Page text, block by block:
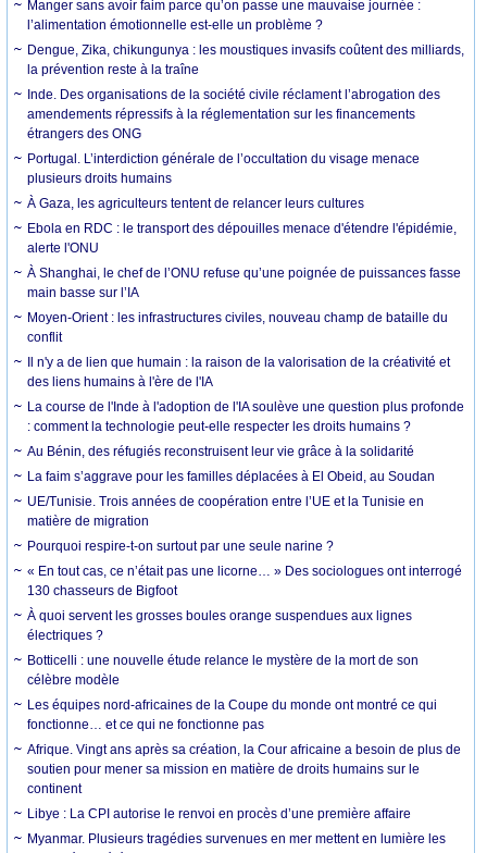
Manger sans avoir faim parce qu’on passe une mauvaise journée :
l’alimentation émotionnelle est-elle un problème ?
Dengue, Zika, chikungunya : les moustiques invasifs coûtent des milliards,
la prévention reste à la traîne
Inde. Des organisations de la société civile réclament l’abrogation des
amendements répressifs à la réglementation sur les financements
étrangers des ONG
Portugal. L’interdiction générale de l’occultation du visage menace
plusieurs droits humains
À Gaza, les agriculteurs tentent de relancer leurs cultures
Ebola en RDC : le transport des dépouilles menace d'étendre l'épidémie,
alerte l'ONU
À Shanghai, le chef de l’ONU refuse qu’une poignée de puissances fasse
main basse sur l’IA
Moyen-Orient : les infrastructures civiles, nouveau champ de bataille du
conflit
Il n'y a de lien que humain : la raison de la valorisation de la créativité et
des liens humains à l'ère de l'IA
La course de l'Inde à l'adoption de l'IA soulève une question plus profonde
: comment la technologie peut-elle respecter les droits humains ?
Au Bénin, des réfugiés reconstruisent leur vie grâce à la solidarité
La faim s’aggrave pour les familles déplacées à El Obeid, au Soudan
UE/Tunisie. Trois années de coopération entre l’UE et la Tunisie en
matière de migration
Pourquoi respire-t-on surtout par une seule narine ?
« En tout cas, ce n’était pas une licorne… » Des sociologues ont interrogé
130 chasseurs de Bigfoot
À quoi servent les grosses boules orange suspendues aux lignes
électriques ?
Botticelli : une nouvelle étude relance le mystère de la mort de son
célèbre modèle
Les équipes nord-africaines de la Coupe du monde ont montré ce qui
fonctionne… et ce qui ne fonctionne pas
Afrique. Vingt ans après sa création, la Cour africaine a besoin de plus de
soutien pour mener sa mission en matière de droits humains sur le
continent
Libye : La CPI autorise le renvoi en procès d’une première affaire
Myanmar. Plusieurs tragédies survenues en mer mettent en lumière les